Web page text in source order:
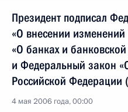
Президент подписал
«О внесении
«О банках и банковской
и Федеральный закон
Российской Федерации
4 мая 2006 года, 00:00